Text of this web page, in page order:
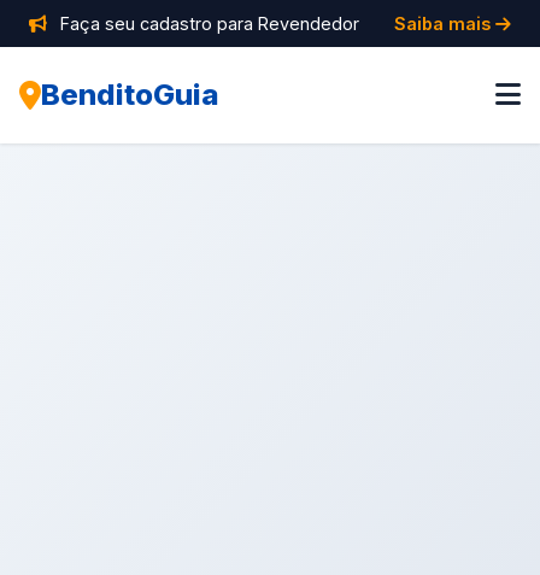
Faça seu cadastro para Revendedor Saiba mais
BenditoGuia